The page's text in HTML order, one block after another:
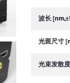
波长
光斑尺寸
光束发散